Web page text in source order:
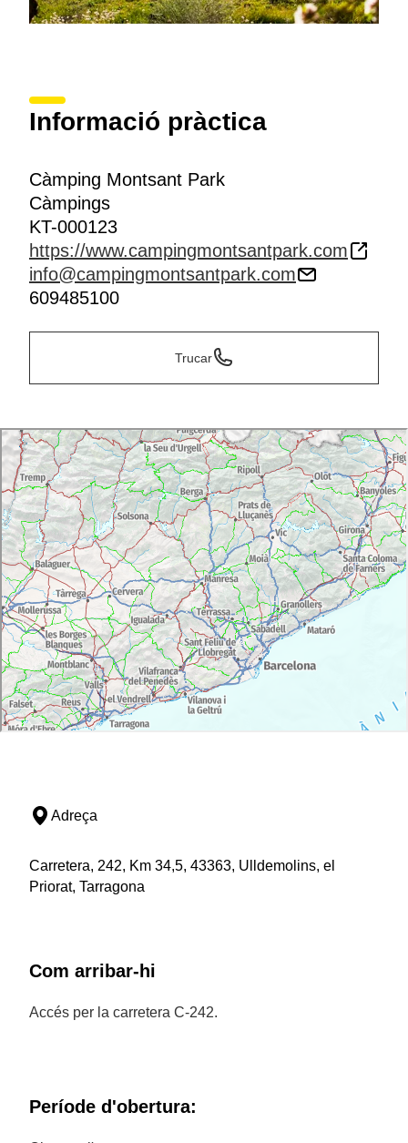
Informació pràctica
Càmping Montsant Park
Càmpings
KT-000123
https://www.campingmontsantpark.com
info@campingmontsantpark.com
609485100
Trucar
Adreça
Carretera, 242, Km 34,5, 43363, Ulldemolins, el
Priorat, Tarragona
Com arribar-hi
Accés per la carretera C-242.
Període d'obertura: